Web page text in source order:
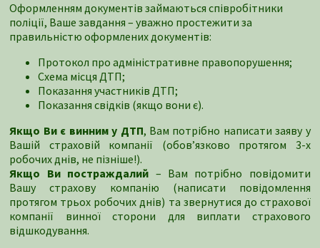
Оформленням документів займаються співробітники
поліції, Ваше завдання – уважно простежити за
правильністю оформлених документів:
Протокол про адміністративне правопорушення;
Схема місця ДТП;
Показання участників ДТП;
Показання свідків (якщо вони є).
Якщо Ви є винним у ДТП, Вам потрібно написати заяву у
Вашій страховій компанії (обов’язково протягом 3-х
робочих днів, не пізніше!).
Якщо Ви постраждалий – Вам потрібно повідомити
Вашу страхову компанію (написати повідомлення
протягом трьох робочих днів) та звернутися до страхової
компанії винної сторони для виплати страхового
відшкодування.